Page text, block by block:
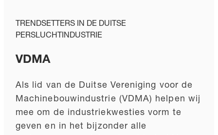
TRENDSETTERS IN DE DUITSE
PERSLUCHTINDUSTRIE
VDMA
Als lid van de Duitse Vereniging voor de
Machinebouwindustrie (VDMA) helpen wij
mee om de industriekwesties vorm te
geven en in het bijzonder alle